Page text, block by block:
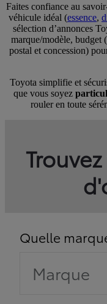
Faites confiance au
véhicule idéal (essence,
sélection d’annonces
marque/modèle,
postal et concession)
Toyota simplifie et
que vous soyez
rouler en toute
Quelle
Marque